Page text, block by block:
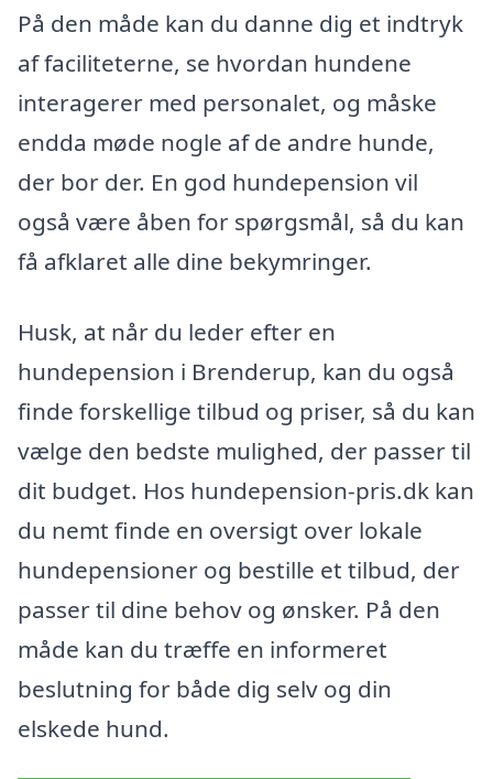
På den måde kan du danne dig et indtryk
af faciliteterne, se hvordan hundene
interagerer med personalet, og måske
endda møde nogle af de andre hunde,
der bor der. En god hundepension vil
også være åben for spørgsmål, så du kan
få afklaret alle dine bekymringer.
Husk, at når du leder efter en
hundepension i Brenderup, kan du også
finde forskellige tilbud og priser, så du kan
vælge den bedste mulighed, der passer til
dit budget. Hos hundepension-pris.dk kan
du nemt finde en oversigt over lokale
hundepensioner og bestille et tilbud, der
passer til dine behov og ønsker. På den
måde kan du træffe en informeret
beslutning for både dig selv og din
elskede hund.